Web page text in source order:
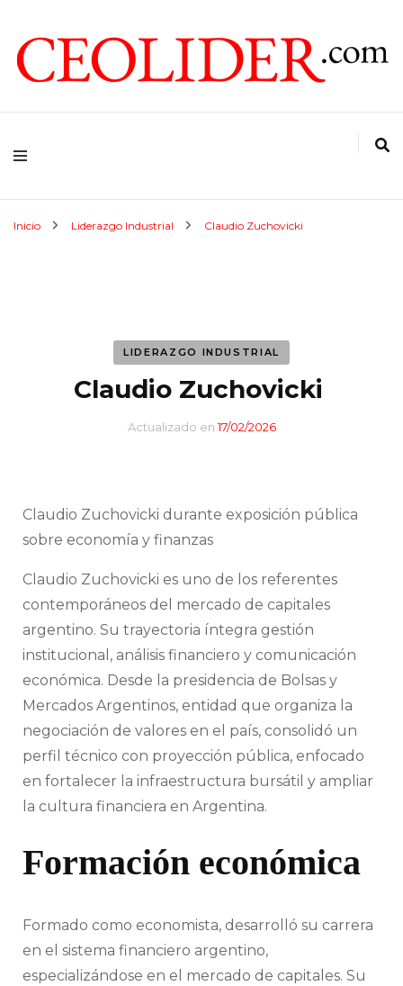
CEOLIDER.COM
Inicio Liderazgo Industrial Claudio Zuchovicki
LIDERAZGO INDUSTRIAL
Claudio Zuchovicki
Actualizado en17/02/2026
Claudio Zuchovicki durante exposición pública
sobre economía y finanzas
Claudio Zuchovicki es uno de los referentes
contemporáneos del mercado de capitales
argentino. Su trayectoria íntegra gestión
institucional, análisis financiero y comunicación
económica. Desde la presidencia de Bolsas y
Mercados Argentinos, entidad que organiza la
negociación de valores en el país, consolidó un
perfil técnico con proyección pública, enfocado
en fortalecer la infraestructura bursátil y ampliar
la cultura financiera en Argentina.
Formación económica
Formado como economista, desarrolló su carrera
en el sistema financiero argentino,
especializándose en el mercado de capitales. Su